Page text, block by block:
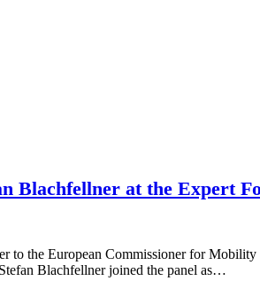
Blachfellner at the Expert
to the European Commissioner for
Blachfellner joined the panel as…